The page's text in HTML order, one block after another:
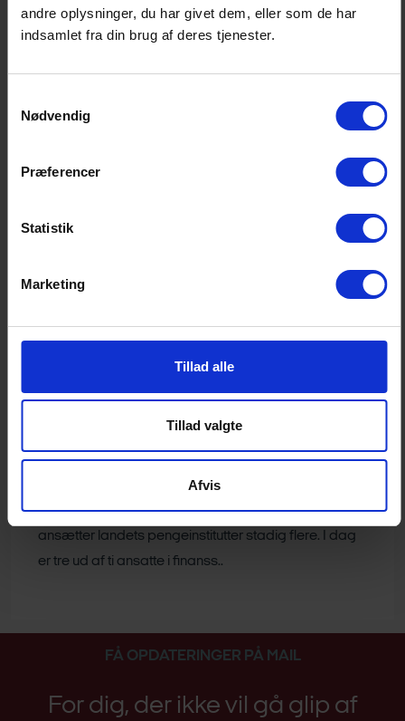
andre oplysninger, du har givet dem, eller som de har
indsamlet fra din brug af deres tjenester.
Nødvendig
Præferencer
Statistik
Marketing
Tillad alle
Tillad valgte
Afvis
international arbejdskraft i Danmark
NYHED
Debatindlæg bragt i Jyllands-Posten 9. februar
Drop borgerforslag B10 - værn om den danske
NYHED
danske model – eller begynde at lovgive om detaljer,
som parterne traditionelt aftaler? Borgerforslag B10
om ubegrænset fravær ved barns..
Bankerne har i stigende grad brug for økonomer,
NYHED
Mens politikerne har besluttet at reducere antallet af
studerende på de videregående uddannelser, så
ansætter landets pengeinstitutter stadig flere. I dag
er tre ud af ti ansatte i finanss..
FÅ OPDATERINGER PÅ MAIL
For dig, der ikke vil gå glip af